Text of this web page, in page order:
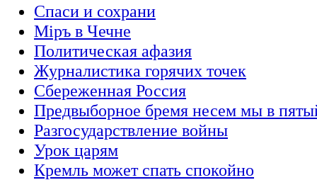
Спаси и сохрани
Мiръ в Чечне
Политическая афазия
Журналистика горячих точек
Сбереженная Россия
Предвыборное бремя несем мы в
Разгосударствление войны
Урок царям
Кремль может спать спокойно